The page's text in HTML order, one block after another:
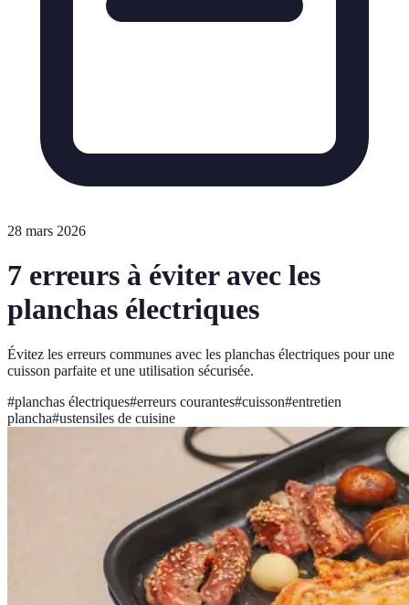
28 mars 2026
7 erreurs à éviter avec les
planchas électriques
Évitez les erreurs communes avec les planchas électriques pour une
cuisson parfaite et une utilisation sécurisée.
#planchas électriques#erreurs courantes#cuisson#entretien
plancha#ustensiles de cuisine